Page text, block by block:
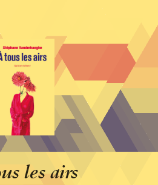
les airs